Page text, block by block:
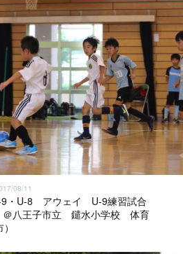
08/11
・U-8 アウェイ U-9練習試合
＠八王子市立 鑓水小学校 体育